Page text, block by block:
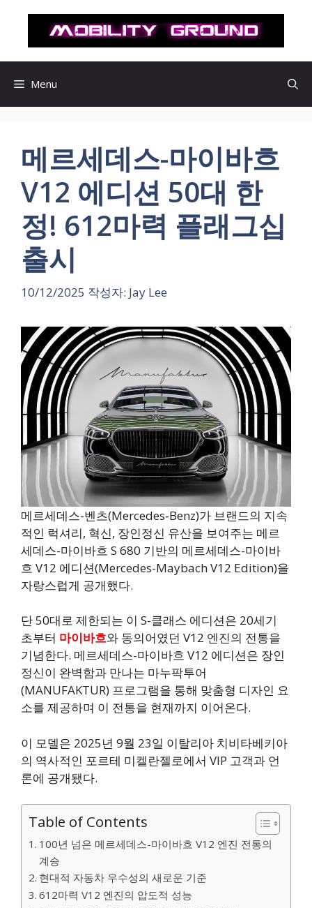
로
Menu
메르세데스-마이바흐
V12 에디션 50대 한
정! 612마력 플래그십
출시
10/12/2025 작성자: Jay Lee
메르세데스-벤츠(Mercedes‑Benz)가 브랜드의 지속
적인 럭셔리, 혁신, 장인정신 유산을 보여주는 메르
세데스-마이바흐 S 680 기반의 메르세데스-마이바
흐 V12 에디션(Mercedes-Maybach V12 Edition)을
자랑스럽게 공개했다.
단 50대로 제한되는 이 S-클래스 에디션은 20세기
초부터 마이바흐와 동의어였던 V12 엔진의 전통을
기념한다. 메르세데스-마이바흐 V12 에디션은 장인
정신이 완벽함과 만나는 마누팍투어
(MANUFAKTUR) 프로그램을 통해 맞춤형 디자인 요
소를 제공하며 이 전통을 현재까지 이어온다.
이 모델은 2025년 9월 23일 이탈리아 치비타베키아
의 역사적인 포르테 미켈란젤로에서 VIP 고객과 언
론에 공개됐다.
Table of Contents
100년 넘은 메르세데스-마이바흐 V12 엔진 전통의
계승
현대적 자동차 우수성의 새로운 기준
612마력 V12 엔진의 압도적 성능